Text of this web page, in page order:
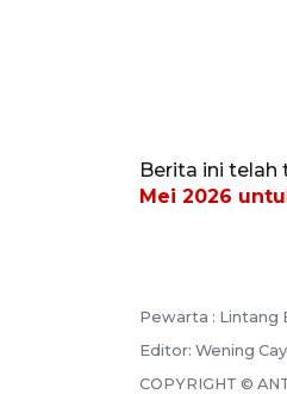
Berita ini telah
Mei 2026
Pewarta : Lintang
Editor: Wening
COPYRIGHT ©